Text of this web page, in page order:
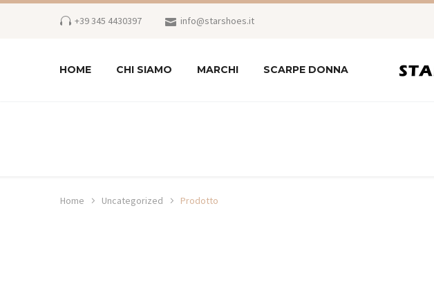
+39 345 4430397 info@starshoes.it
HOME CHI SIAMO MARCHI SCARPE DONNA
Home Uncategorized Prodotto